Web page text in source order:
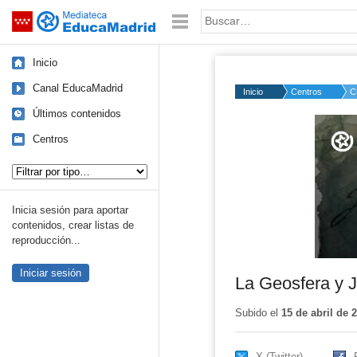
Saltar navegación Palabra o frase:
Inicio
Canal EducaMadrid
Últimos contenidos
Centros
Inicia sesión para aportar
contenidos, crear listas de
reproducción...
Iniciar sesión
Inicio Centros
Volume
50%
La Geosfera y
Subido el 15 de abril de